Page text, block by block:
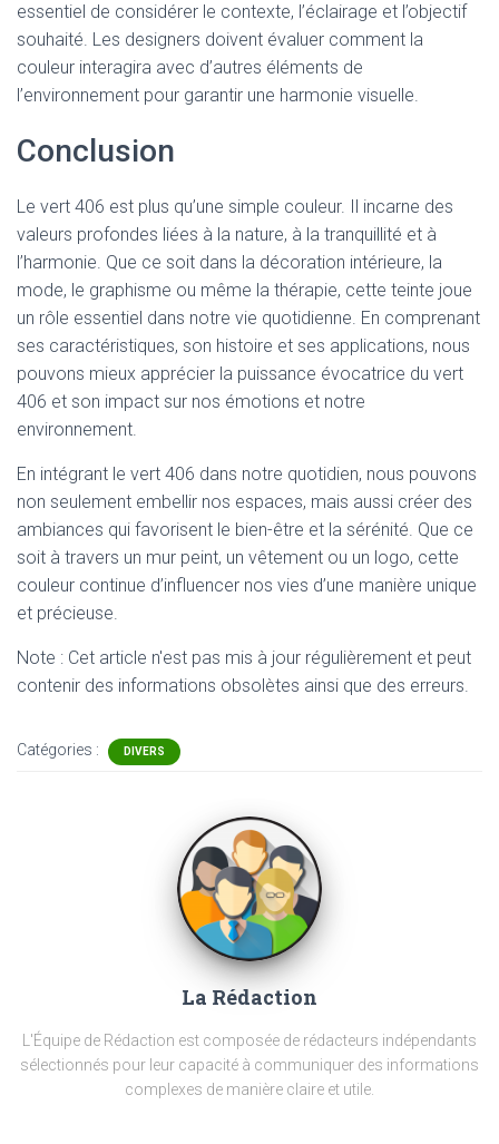
essentiel de considérer le contexte, l’éclairage et l’objectif
souhaité. Les designers doivent évaluer comment la
couleur interagira avec d’autres éléments de
l’environnement pour garantir une harmonie visuelle.
Conclusion
Le vert 406 est plus qu’une simple couleur. Il incarne des
valeurs profondes liées à la nature, à la tranquillité et à
l’harmonie. Que ce soit dans la décoration intérieure, la
mode, le graphisme ou même la thérapie, cette teinte joue
un rôle essentiel dans notre vie quotidienne. En comprenant
ses caractéristiques, son histoire et ses applications, nous
pouvons mieux apprécier la puissance évocatrice du vert
406 et son impact sur nos émotions et notre
environnement.
En intégrant le vert 406 dans notre quotidien, nous pouvons
non seulement embellir nos espaces, mais aussi créer des
ambiances qui favorisent le bien-être et la sérénité. Que ce
soit à travers un mur peint, un vêtement ou un logo, cette
couleur continue d’influencer nos vies d’une manière unique
et précieuse.
Note : Cet article n'est pas mis à jour régulièrement et peut
contenir des informations obsolètes ainsi que des erreurs.
Catégories : DIVERS
La Rédaction
L'Équipe de Rédaction est composée de rédacteurs indépendants
sélectionnés pour leur capacité à communiquer des informations
complexes de manière claire et utile.